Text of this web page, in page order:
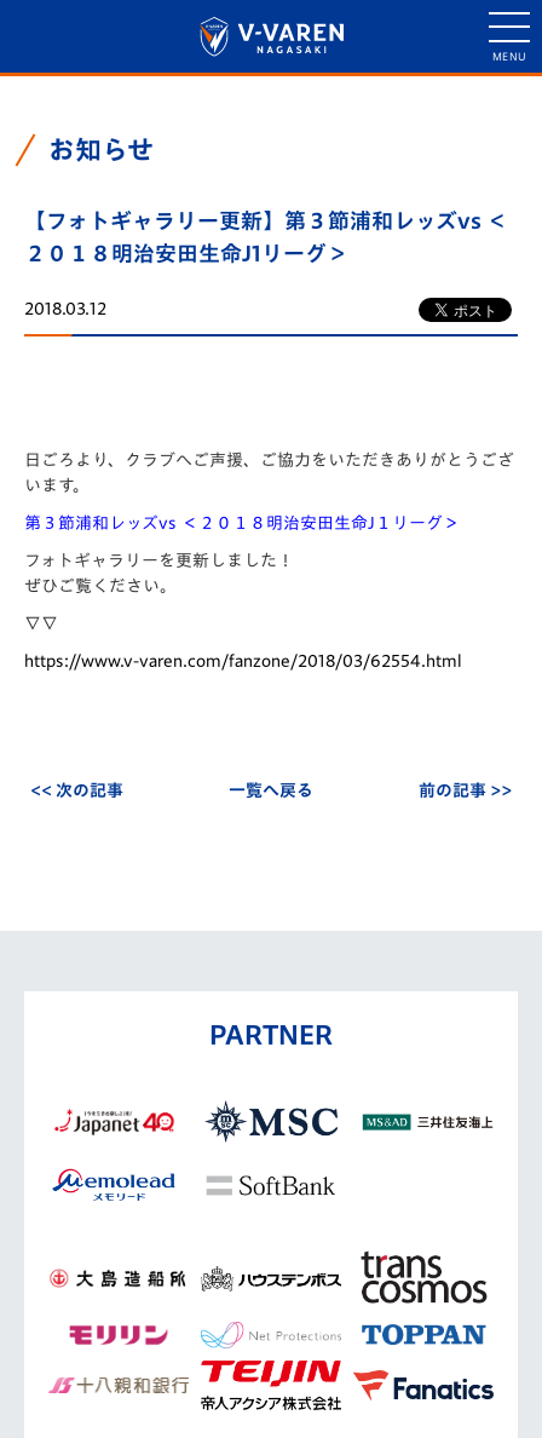
お知らせ
【フォトギャラリー更新】第３節浦和レッズvs ＜
２０１８明治安田生命J1リーグ＞
2018.03.12
日ごろより、クラブへご声援、ご協力をいただきありがとうござ
います。
第３節浦和レッズvs ＜２０１８明治安田生命J１リーグ＞
フォトギャラリーを更新しました！
ぜひご覧ください。
∇∇
https://www.v-varen.com/fanzone/2018/03/62554.html
<< 次の記事 一覧へ戻る 前の記事 >>
PARTNER